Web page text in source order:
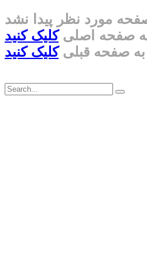
مورد نظر پیدا نشد
صفحه اصلیکلیک کنید
صفحه قبلیکلیک کنید